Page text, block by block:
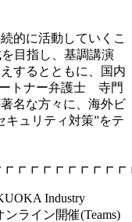
的に活動していくこ
目指し、基調講演
るとともに、国内
トナー弁護士 寺門
名な方々に、海外ビ
キュリティ対策”をテ
Industry
ンライン開催(Teams)